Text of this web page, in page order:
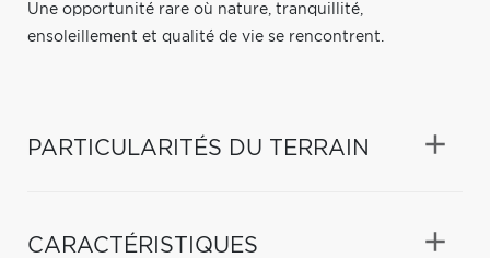
Une opportunité rare où nature, tranquillité,
ensoleillement et qualité de vie se rencontrent.
PARTICULARITÉS DU TERRAIN
CARACTÉRISTIQUES